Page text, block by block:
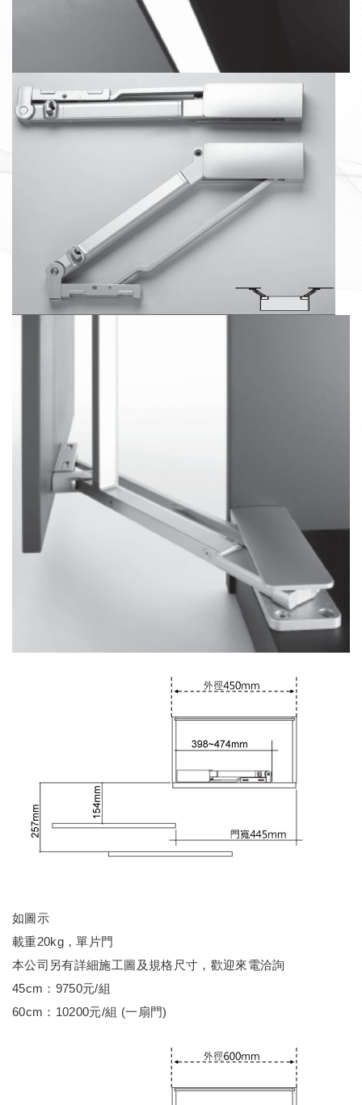
如圖示
載重20kg，單片門
本公司另有詳細施工圖及規格尺寸，歡迎來電洽詢
45cm：9750元/組
60cm：10200元/組 (一扇門)